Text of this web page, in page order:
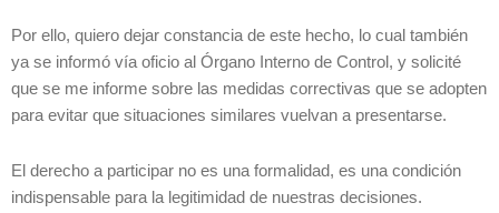
Por ello, quiero dejar constancia de este hecho, lo cual también
ya se informó vía oficio al Órgano Interno de Control, y solicité
que se me informe sobre las medidas correctivas que se adopten
para evitar que situaciones similares vuelvan a presentarse.
El derecho a participar no es una formalidad, es una condición
indispensable para la legitimidad de nuestras decisiones.